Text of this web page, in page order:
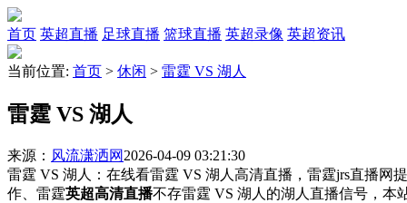
首页 英超直播 足球直播 篮球直播 英超录像 英超资讯
当前位置: 首页 > 休闲 > 雷霆 VS 湖人
雷霆 VS 湖人
来源： 风流潇洒网 2026-04-09 03:21:30
雷霆 VS 湖人：在线看雷霆 VS 湖人高清直播，雷霆jrs直播网
作、雷霆英超高清直播不存雷霆 VS 湖人的湖人直播信号，本